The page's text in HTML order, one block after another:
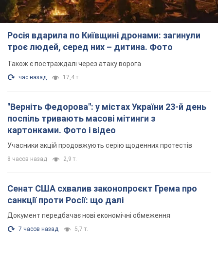
Росія вдарила по Київщині дронами: загинули
троє людей, серед них – дитина. Фото
Також є постраждалі через атаку ворога
час назад 17,4 т.
"Верніть Федорова": у містах України 23-й день
поспіль тривають масові мітинги з
картонками. Фото і відео
Учасники акцій продовжують серію щоденних протестів
8 часов назад 2,9 т.
Сенат США схвалив законопроєкт Грема про
санкції проти Росії: що далі
Документ передбачає нові економічні обмеження
7 часов назад 5,7 т.